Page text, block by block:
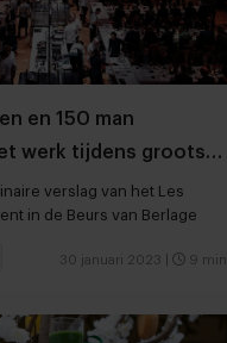
en 150 man
werk tijdens grootste
verslag van het Les
in de Beurs van Berlage
30 januari 2023 9 min